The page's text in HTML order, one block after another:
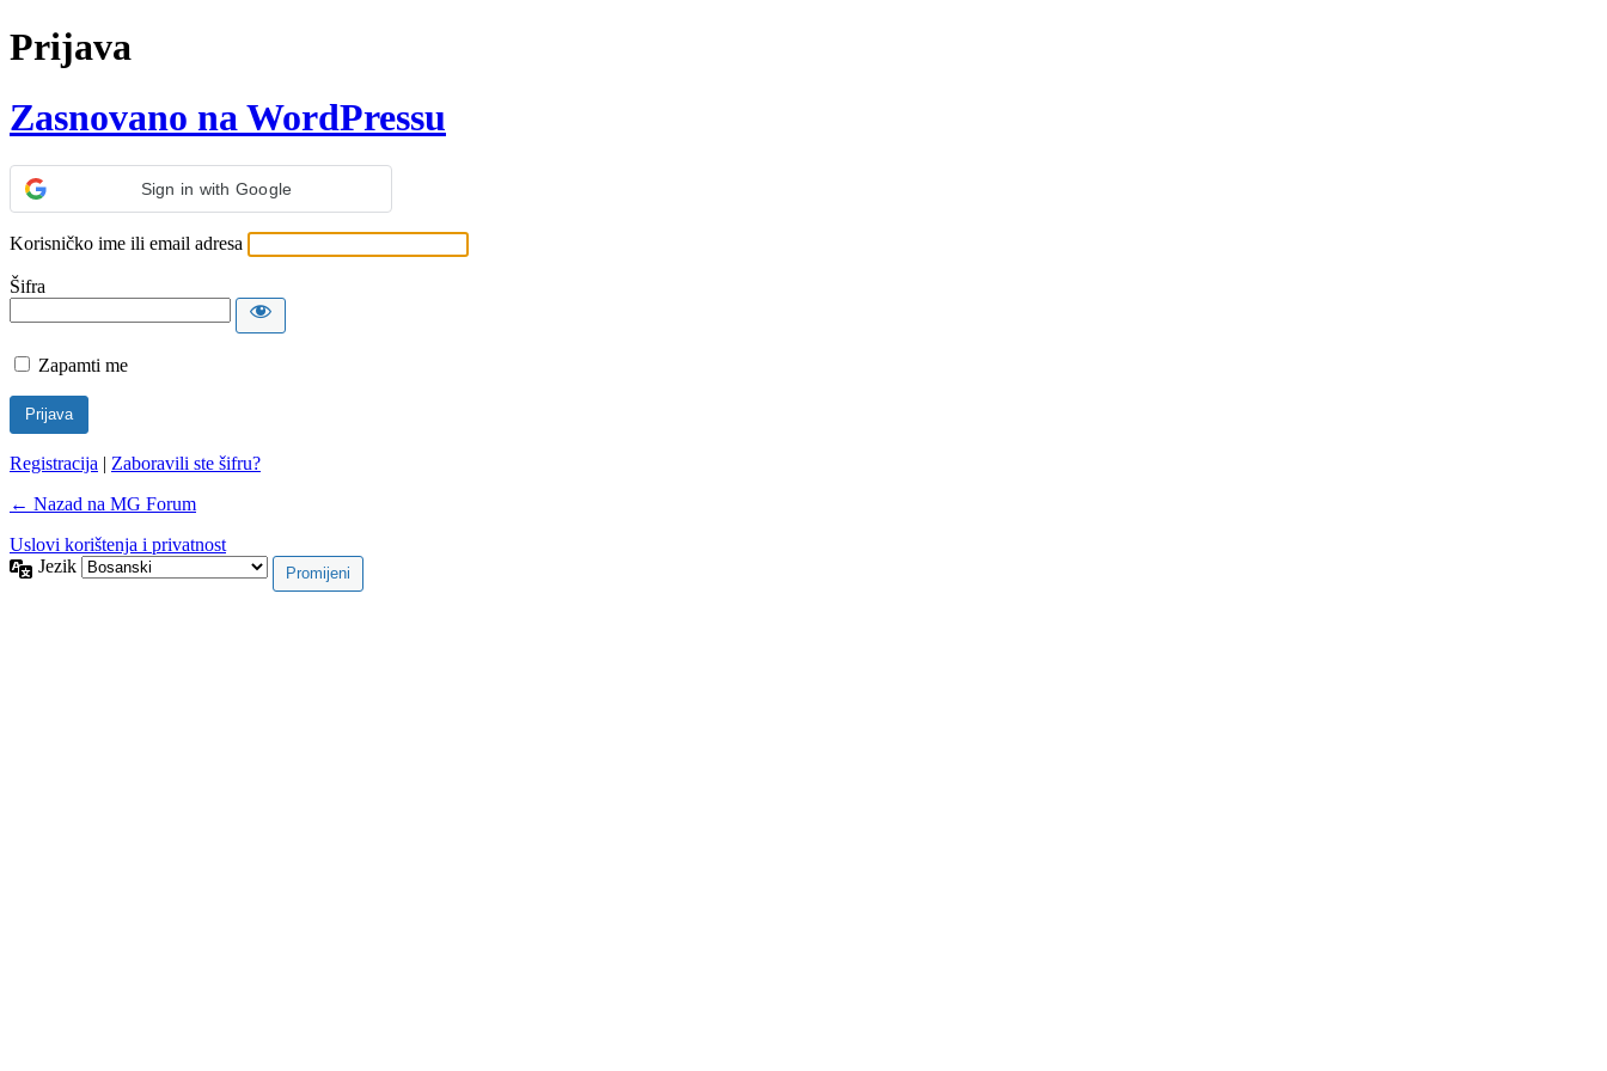
Prijava
Zasnovano na WordPressu
Sign in with Google
Korisničko ime ili email adresa
Šifra
Zapamti me
Registracija | Zaboravili ste šifru?
← Nazad na MG Forum
Uslovi korištenja i privatnost
Jezik